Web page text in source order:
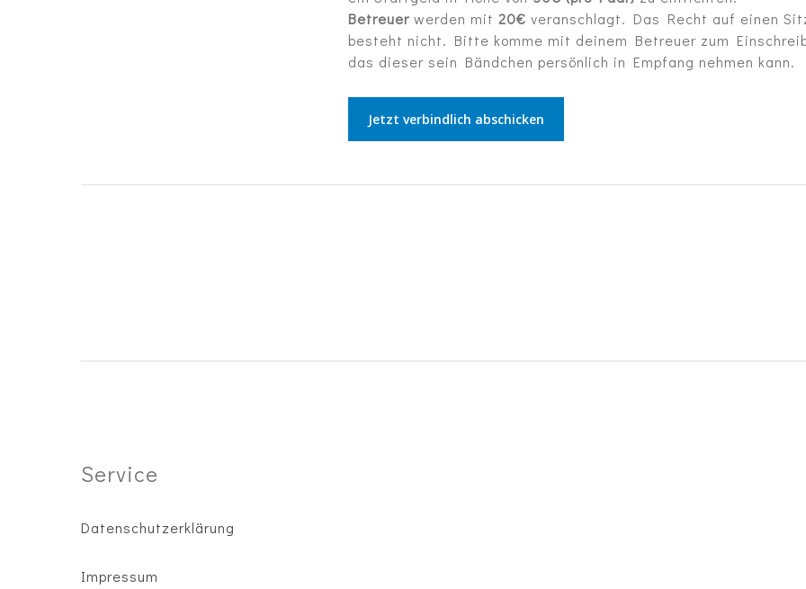
Betreuer werden mit20€ veranschlagt. Das Recht auf einen
besteht nicht. Bitte komme mit deinem Betreuer zum
das dieser sein Bändchen persönlich in Empfang nehmen kann.
Service
Datenschutzerklärung
Impressum